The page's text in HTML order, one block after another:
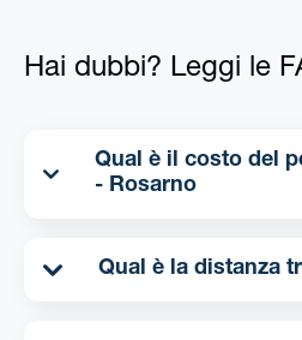
Hai dubbi? Leggi le
Qual è il costo del
- Rosarno